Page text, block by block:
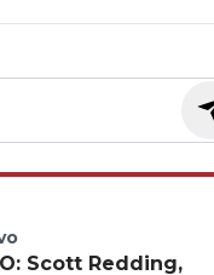
Scott Redding,